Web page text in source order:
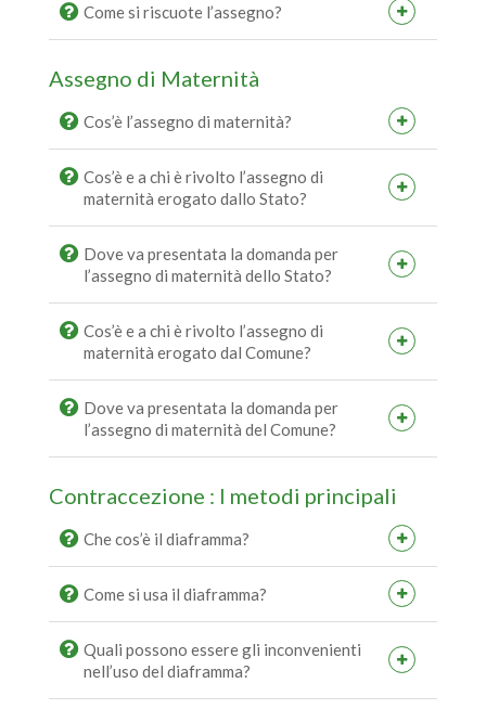
Come si riscuote l’assegno?
Assegno di Maternità
Cos’è l’assegno di maternità?
Cos’è e a chi è rivolto l’assegno di
maternità erogato dallo Stato?
Dove va presentata la domanda per
l’assegno di maternità dello Stato?
Cos’è e a chi è rivolto l’assegno di
maternità erogato dal Comune?
Dove va presentata la domanda per
l’assegno di maternità del Comune?
Contraccezione : I metodi principali
Che cos’è il diaframma?
Come si usa il diaframma?
Quali possono essere gli inconvenienti
nell’uso del diaframma?